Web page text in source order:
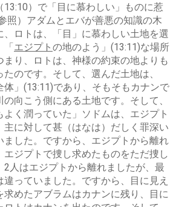
13:10）で「目に慕わしい」ものに惹
照）アダムとエバが善悪の知識の木
、ロトは、「目」に慕わしい土地を選
「エジプト の地のよう」(13:11)な場所
まり、ロトは、神様の約束の地よりも
のです。そして、選んだ土地は、
体」(13:11)であり、そもそもカナンで
向こう側にある土地です。そして、
く潤っていた」ソドムは、エジプト
主に対して甚（はなは）だしく罪深い
ました。ですから、エジプトから離れ
エジプトで捜し求めたものをただ捜し
2人はエジプトから離れましたが、最
っていました。ですから、目に見え
求めたアブラムはカナンに残り、目に